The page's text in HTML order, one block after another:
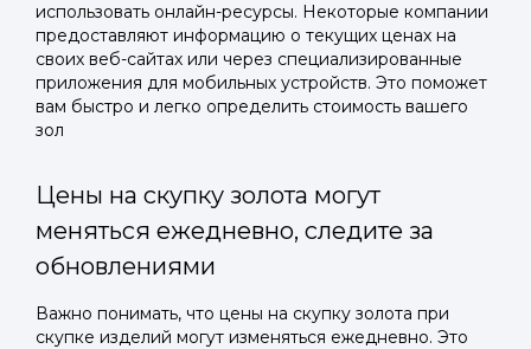
использовать онлайн-ресурсы. Некоторые компании
предоставляют информацию о текущих ценах на
своих веб-сайтах или через специализированные
приложения для мобильных устройств. Это поможет
вам быстро и легко определить стоимость вашего
зол
Цены на скупку золота могут
меняться ежедневно, следите за
обновлениями
Важно понимать, что цены на скупку золота при
скупке изделий могут изменяться ежедневно. Это